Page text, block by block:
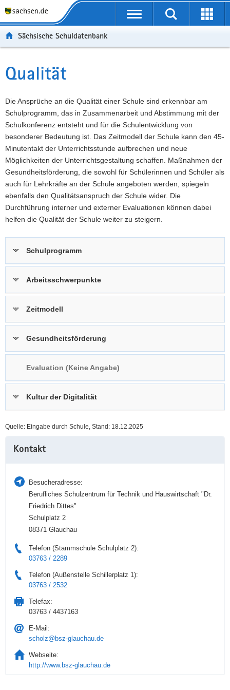
t
ü
e
r
g
r
e
i
f
e
n
d
e
i
g
o
n
r
l
a
v
i
g
a
t
i
o
n
a
t
n
h
a
l
t
W
t
r
e
I
n
f
o
r
m
a
t
i
r
i
c
e
Portalübergreifende
Suche
Sächsische Schuldatenbank
Hauptinhalt
Qualität
Die Ansprüche an die Qualität einer Schule sind erkennbar am
Schulprogramm, das in Zusammenarbeit und Abstimmung mit der
Schulkonferenz entsteht und für die Schulentwicklung von
besonderer Bedeutung ist. Das Zeitmodell der Schule kann den 45-
Minutentakt der Unterrichtsstunde aufbrechen und neue
Möglichkeiten der Unterrichtsgestaltung schaffen. Maßnahmen der
Gesundheitsförderung, die sowohl für Schülerinnen und Schüler als
auch für Lehrkräfte an der Schule angeboten werden, spiegeln
ebenfalls den Qualitätsanspruch der Schule wider. Die
Durchführung interner und externer Evaluationen können dabei
helfen die Qualität der Schule weiter zu steigern.
Schulprogramm
Arbeitsschwerpunkte
Zeitmodell
Gesundheitsförderung
Evaluation (Keine Angabe)
Kultur der Digitalität
Quelle: Eingabe durch Schule, Stand: 18.12.2025
Information
Kontakt
Besucheradresse:
Berufliches Schulzentrum für Technik und Hauswirtschaft "Dr.
Friedrich Dittes"
Schulplatz 2
08371 Glauchau
Telefon (Stammschule Schulplatz 2):
03763 / 2289
Telefon (Außenstelle Schillerplatz 1):
03763 / 2532
Telefax:
03763 / 4437163
E-Mail:
scholz@bsz-glauchau.de
Webseite:
http://www.bsz-glauchau.de